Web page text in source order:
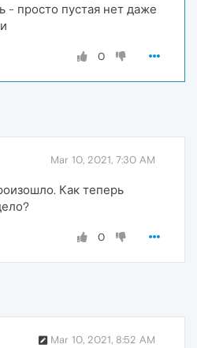
- просто пустая нет даже
0
Mar 10, 2021, 7:30 AM
Как теперь
0
Mar 10, 2021, 8:52 AM